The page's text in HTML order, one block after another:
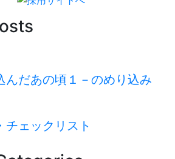
んだあの頃１－のめり込み
チェックリスト